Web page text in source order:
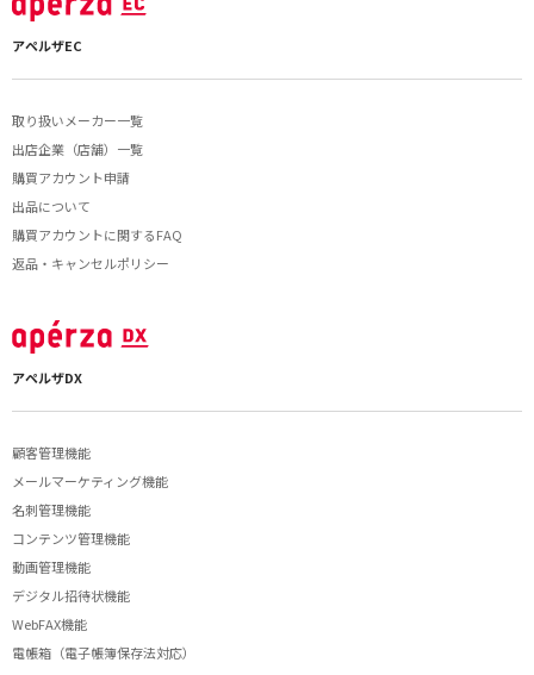
アペルザEC
取り扱いメーカー一覧
出店企業（店舗）一覧
購買アカウント申請
出品について
購買アカウントに関するFAQ
返品・キャンセルポリシー
アペルザDX
顧客管理機能
メールマーケティング機能
名刺管理機能
コンテンツ管理機能
動画管理機能
デジタル招待状機能
WebFAX機能
電帳箱（電子帳簿保存法対応）